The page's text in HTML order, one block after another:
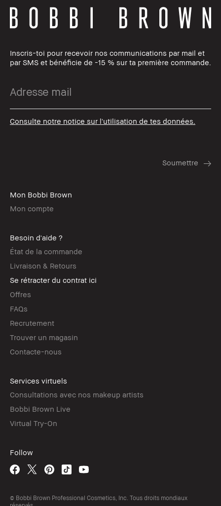
Inscris-toi pour recevoir nos communications par mail et
par SMS et bénéficie de -15 % sur ta première commande.
Consulte notre notice sur l'utilisation de tes données.
Mon Bobbi Brown
Mon compte
Besoin d'aide ?
État de la commande
Livraison & Retours
Se rétracter du contrat ici
Offres
FAQs
Recrutement
Trouver un magasin
Contacte-nous
Services virtuels
Consultations avec nos makeup artists
Bobbi Brown Live
Virtual Try-On
Follow
© Bobbi Brown Professional Cosmetics, Inc. Tous droits mondiaux